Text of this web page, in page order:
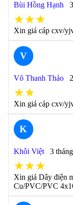
Bùi Hồng Hạnh
★★★
Xin giá cáp cxv/
V
Võ Thanh Thảo
★★
Xin giá cáp cxv/
K
Khôi Việt 3
★★★
Xin giá Dây điện
Cu/PVC/PVC